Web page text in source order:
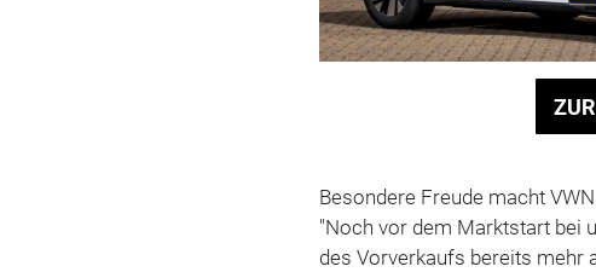
Besondere Freude macht
"Noch vor dem Marktstart bei
des Vorverkaufs bereits mehr